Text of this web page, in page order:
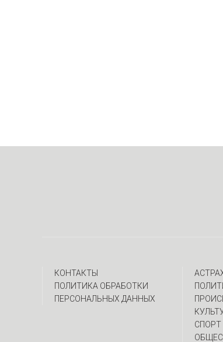
КОНТАКТЫ
ПОЛИТИКА ОБРАБОТКИ
ПЕРСОНАЛЬНЫХ ДАННЫХ
СПОРТ